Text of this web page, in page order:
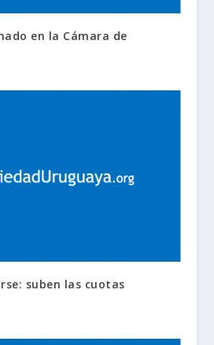
en la Cámara de
suben las cuotas